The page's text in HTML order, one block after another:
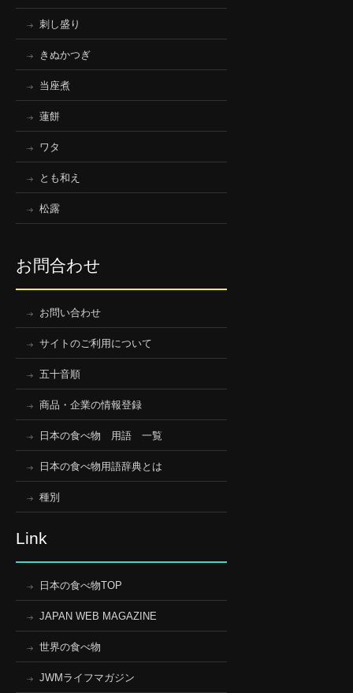
刺し盛り
きぬかつぎ
当座煮
蓮餅
ワタ
とも和え
松露
お問合わせ
お問い合わせ
サイトのご利用について
五十音順
商品・企業の情報登録
日本の食べ物 用語 一覧
日本の食べ物用語辞典とは
種別
Link
日本の食べ物TOP
JAPAN WEB MAGAZINE
世界の食べ物
JWMライフマガジン